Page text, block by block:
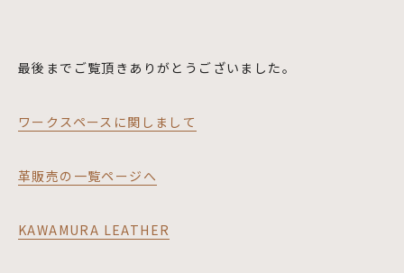
最後までご覧頂きありがとうございました。
ワークスペースに関しまして
革販売の一覧ページへ
KAWAMURA LEATHER